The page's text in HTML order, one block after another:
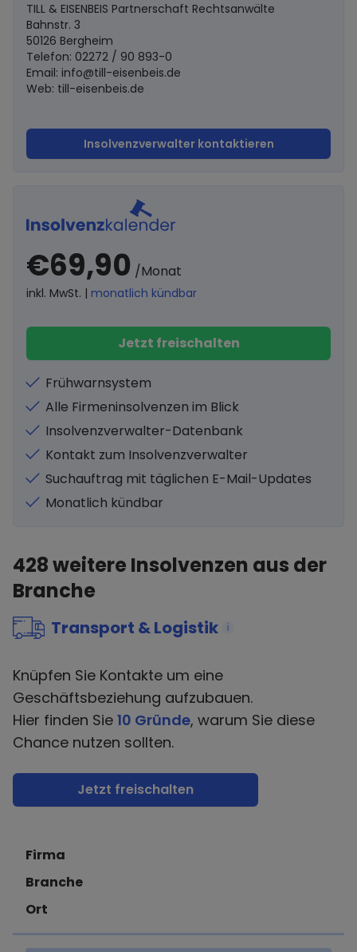
TILL & EISENBEIS Partnerschaft Rechtsanwälte
Bahnstr. 3
50126 Bergheim
Telefon: 02272 / 90 893-0
Email: info@till-eisenbeis.de
Web: till-eisenbeis.de
Insolvenzverwalter kontaktieren
€69,90 /Monat
inkl. MwSt. | monatlich kündbar
Jetzt freischalten
Frühwarnsystem
Alle Firmeninsolvenzen im Blick
Insolvenzverwalter-Datenbank
Kontakt zum Insolvenzverwalter
Suchauftrag mit täglichen E-Mail-Updates
Monatlich kündbar
428weitere Insolvenzen aus der
Branche
Transport & Logistik i
Knüpfen Sie Kontakte um eine
Geschäftsbeziehung aufzubauen.
Hier finden Sie 10 Gründe, warum Sie diese
Chance nutzen sollten.
Jetzt freischalten
Firma
Branche
Ort